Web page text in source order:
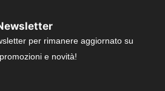
per rimanere aggiornato su
e novità!